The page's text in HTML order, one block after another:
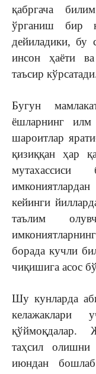
қабргача
ўрганиш бир
дейиладики, бу
инсон ҳаёти
таъсир
Бугун
ёшларнинг
шароитлар
қизиққан ҳар
кейинги
таълим
борада кучли
чиқишига асос
Шу кунларда
қўймоқдалар.
таҳсил
июндан